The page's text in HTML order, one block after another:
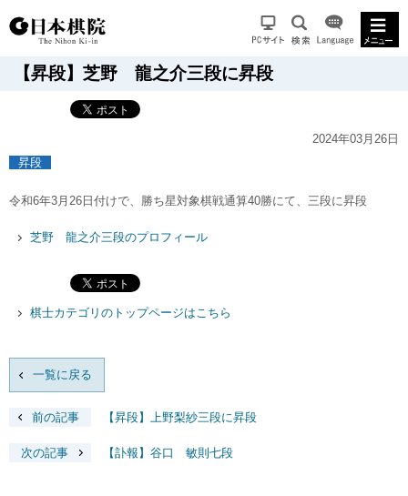
【昇段】芝野 龍之介三段に昇段
2024年03月26日
昇段
令和6年3月26日付けで、勝ち星対象棋戦通算40勝にて、三段に昇段
芝野 龍之介三段のプロフィール
棋士カテゴリのトップページはこちら
一覧に戻る
前の記事 【昇段】上野梨紗三段に昇段
次の記事 【訃報】谷口 敏則七段